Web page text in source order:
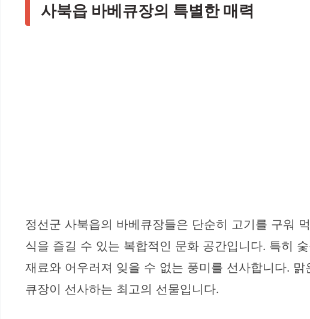
사북읍 바베큐장의 특별한 매력
정선군 사북읍의 바베큐장들은 단순히 고기를 구워
식을 즐길 수 있는 복합적인 문화 공간입니다. 특히
재료와 어우러져 잊을 수 없는 풍미를 선사합니다.
큐장이 선사하는 최고의 선물입니다.